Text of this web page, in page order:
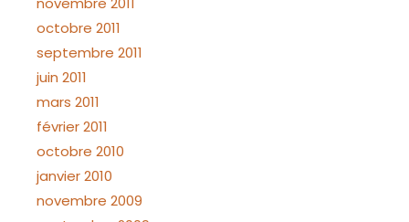
octobre 2011
septembre 2011
juin 2011
mars 2011
février 2011
octobre 2010
janvier 2010
novembre 2009